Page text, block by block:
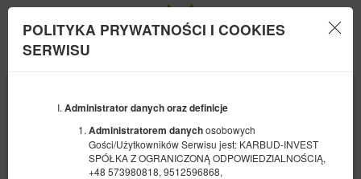
POLITYKA PRYWATNOŚCI I COOKIES
SERWISU
Administrator danych oraz definicje
Administratorem danychosobowych
Gości/Użytkowników Serwisu jest: KARBUD-INVEST
SPÓŁKA Z OGRANICZONĄ ODPOWIEDZIALNOŚCIĄ,
+48 573980818, 9512596868,
SIERPNIA
10
SIERPNIA
FILTRY